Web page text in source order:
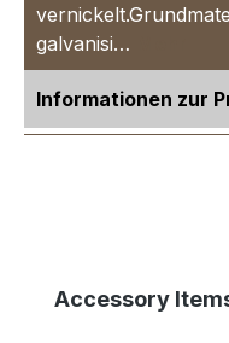
galvanisi…
Informationen zur
Produktgalerie
Accessory